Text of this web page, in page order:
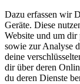
Dazu erfassen wir
Geräte. Diese
Website und um dir
sowie zur Analyse
deine
dir über deren
du deren Dienste